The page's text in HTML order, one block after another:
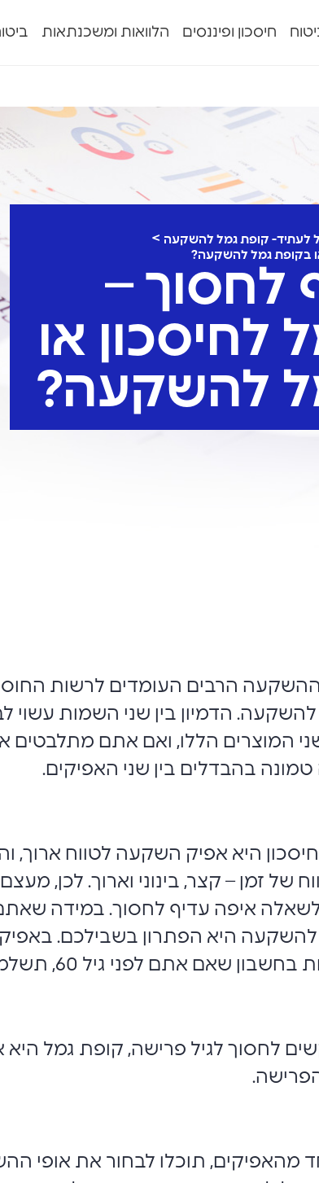
חיסכון ופיננסים הלוואות ומשכנתאות
לעתיד- קופת גמל להשקעה
בקופת גמל להשקעה?
לחסוך –
לחיסכון או
להשקעה?
וההשקעה הרבים העומדים לרשות
להשקעה. הדמיון בין שני השמות
המוצרים הללו, ואם אתם מתלבטים
בהבדלים בין שני האפיקים.
היא אפיק השקעה לטווח ארוך,
של זמן – קצר, בינוני וארוך.
איפה עדיף לחסוך. במידה
היא הפתרון בשבילכם.
גיל 60, תשלמו במקרה כזה מס רווחי הון על התשואה.
לחסוך לגיל פרישה, קופת גמל
מהאפיקים, תוכלו לבחור את אופי